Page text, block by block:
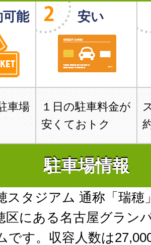
能
車場
安い
１日の駐車料金が
安くておトク
駐車場情報
スタジアム 通称「瑞穂
区にある名古屋グラン
です。収容人数は